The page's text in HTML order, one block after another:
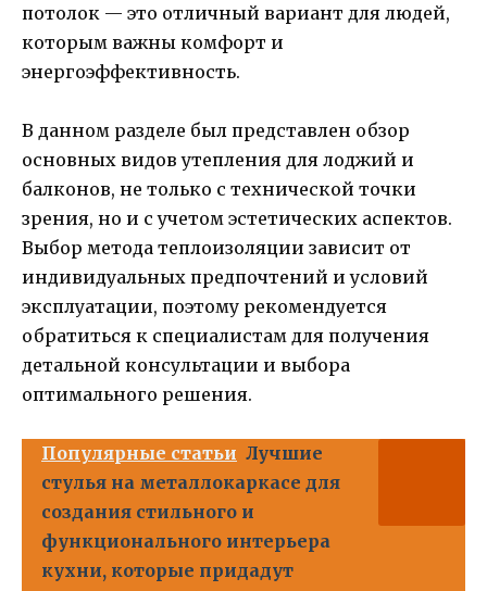
потолок — это отличный вариант для людей,
которым важны комфорт и
энергоэффективность.
В данном разделе был представлен обзор
основных видов утепления для лоджий и
балконов, не только с технической точки
зрения, но и с учетом эстетических аспектов.
Выбор метода теплоизоляции зависит от
индивидуальных предпочтений и условий
эксплуатации, поэтому рекомендуется
обратиться к специалистам для получения
детальной консультации и выбора
оптимального решения.
Популярные статьи Лучшие
стулья на металлокаркасе для
создания стильного и
функционального интерьера
кухни, которые придадут